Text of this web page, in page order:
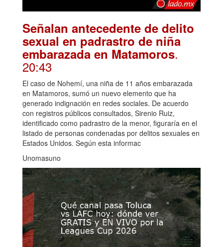
Señalan antecedente de delito
sexual en padrastro de niña
embarazada en Matamoros.
20:43
El caso de Nohemí, una niña de 11 años embarazada
en Matamoros, sumó un nuevo elemento que ha
generado indignación en redes sociales. De acuerdo
con registros públicos consultados, Sirenio Ruiz,
identificado como padrastro de la menor, figuraría en el
listado de personas condenadas por delitos sexuales en
Estados Unidos. Según esta informac
Unomasuno